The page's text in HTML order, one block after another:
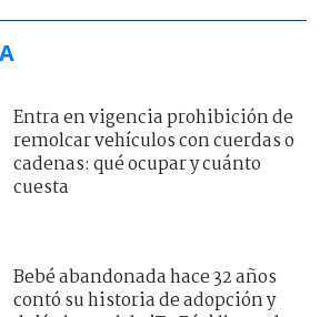
Entra en vigencia prohibición de
remolcar vehículos con cuerdas o
cadenas: qué ocupar y cuánto
cuesta
Bebé abandonada hace 32 años
contó su historia de adopción y